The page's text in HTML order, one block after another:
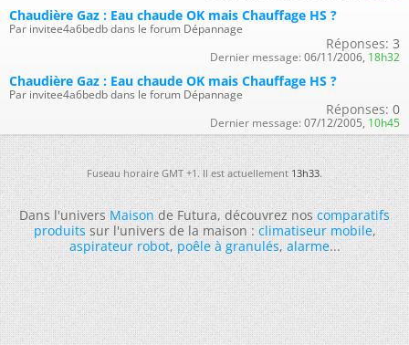
Chaudière Gaz : Eau chaude OK mais Chauffage HS ?
Par invitee4a6bedb dans le forum Dépannage
Réponses: 3
Dernier message: 06/11/2006, 18h32
Chaudière Gaz : Eau chaude OK mais Chauffage HS ?
Par invitee4a6bedb dans le forum Dépannage
Réponses: 0
Dernier message: 07/12/2005, 10h45
Fuseau horaire GMT +1. Il est actuellement13h33.
Dans l'universMaisonde Futura, découvrez noscomparatifs
produitssur l'univers de la maison :climatiseur mobile,
aspirateur robot,poêle à granulés,alarme...